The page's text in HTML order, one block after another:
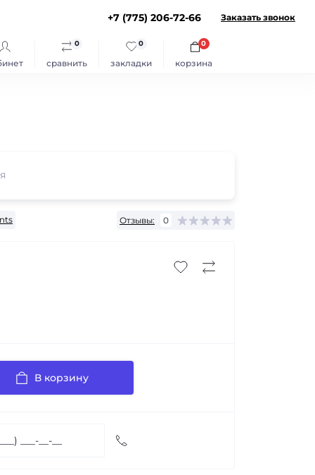
+7 (775) 206-72-66 Заказать звонок
сравнить
0
закладки
0
корзина
0
Отзывы: 0
В корзину